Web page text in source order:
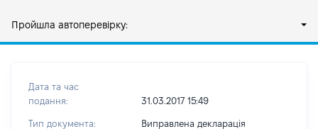
Пройшла автоперевірку:
Дата та час
подання:
31.03.2017 15:49
Тип документа: Виправлена декларація